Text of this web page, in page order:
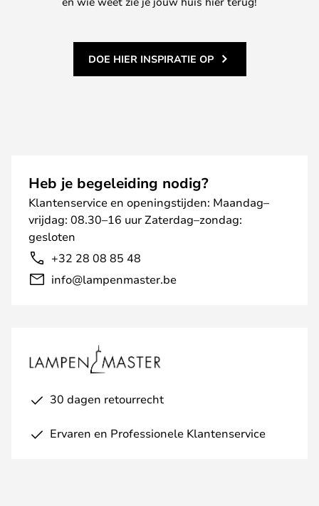
DOE HIER INSPIRATIE OP
Heb je begeleiding nodig?
Klantenservice en openingstijden: Maandag–
vrijdag: 08.30–16 uur Zaterdag–zondag:
gesloten
+32 28 08 85 48
info@lampenmaster.be
30 dagen retourrecht
Ervaren en Professionele Klantenservice